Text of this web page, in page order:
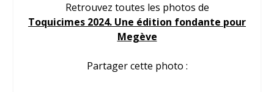
Retrouvez toutes les photos de
Toquicimes 2024. Une édition fondante pour
Megève
Partager cette photo :